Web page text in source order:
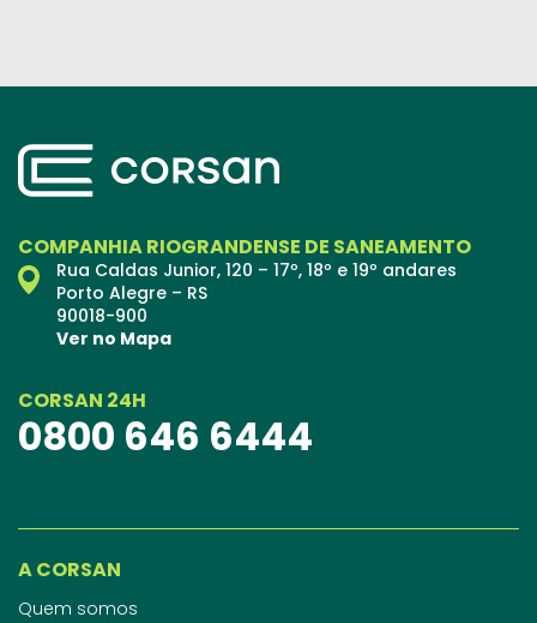
COMPANHIA RIOGRANDENSE DE SANEAMENTO
Rua Caldas Junior, 120 – 17º, 18º e 19º andares
Porto Alegre – RS
90018-900
Ver no Mapa
CORSAN 24H
0800 646 6444
A CORSAN
Quem somos